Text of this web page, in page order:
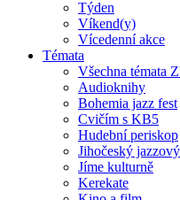
Týden
Víkend(y)
Vícedenní akce
Témata
Všechna témata
Audioknihy
Bohemia jazz fest
Cvičím s KB5
Hudební periskop
Jihočeský
Jíme kulturně
Kerekate